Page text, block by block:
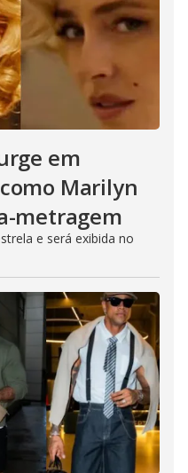
em
Marilyn
metragem
e será exibida no